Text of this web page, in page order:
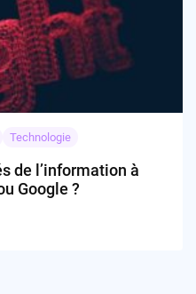
Technologie
de l’information à
Google ?